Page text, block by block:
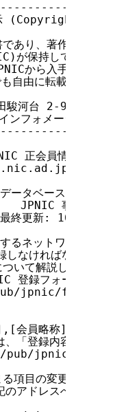
示 (Copyright
あり、著作権は
が保持していま
から入手でき
も自由に転載・複
神田駿河台 2-
インフォメー
正会員情報記入ガ
pub/
タベース管理グル
JPNIC 事務局
終更新: 16-May-
るネットワークに関
なければなりませ
いて解説します。
登録フォームにつ
jpnic/form-
会員略称],[運用
「登録内容変更手
pub/jpnic-pub/
項目の変更につい
アドレスへ会員情